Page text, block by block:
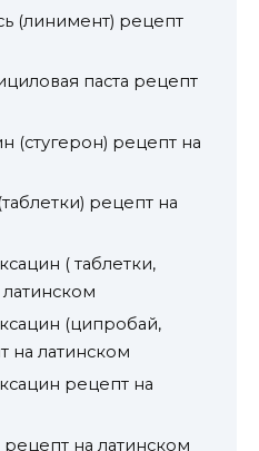
(линимент) рецепт
паста рецепт
(стугерон) рецепт на
рецепт на
( таблетки,
(ципробай,
на латинском
рецепт на
рецепт на латинском